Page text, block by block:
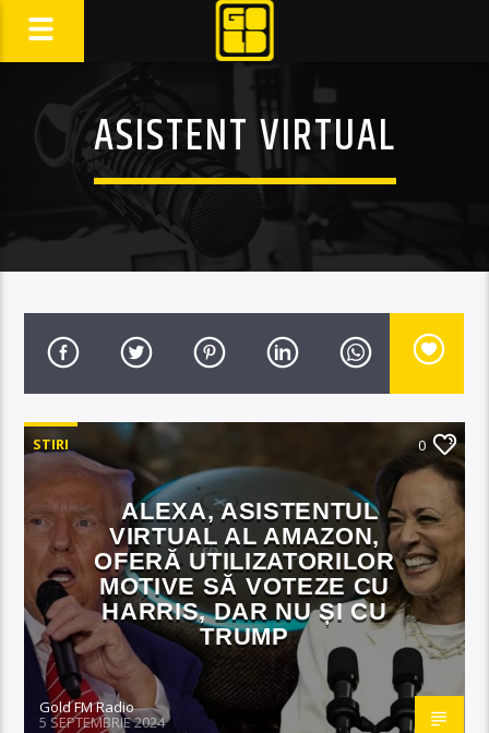
ASISTENT VIRTUAL
STIRI 0
ALEXA, ASISTENTUL
VIRTUAL AL AMAZON,
OFERĂ UTILIZATORILOR
MOTIVE SĂ VOTEZE CU
HARRIS, DAR NU ȘI CU
TRUMP
Gold FM Radio
5 SEPTEMBRIE 2024